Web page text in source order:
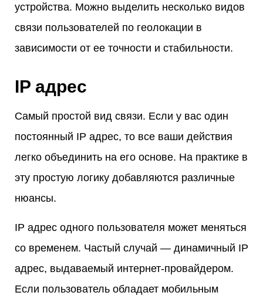
устройства. Можно выделить несколько видов
связи пользователей по геолокации в
зависимости от ее точности и стабильности.
IP адрес
Самый простой вид связи. Если у вас один
постоянный IP адрес, то все ваши действия
легко объединить на его основе. На практике в
эту простую логику добавляются различные
нюансы.
IP адрес одного пользователя может меняться
со временем. Частый случай — динамичный IP
адрес, выдаваемый интернет-провайдером.
Если пользователь обладает мобильным